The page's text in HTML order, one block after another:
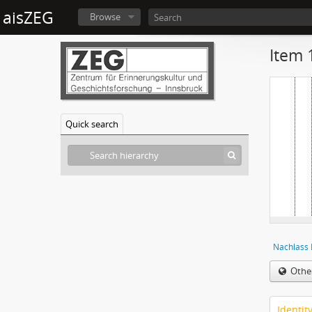
aisZEG Browse
Quick search
Item
Nachlass